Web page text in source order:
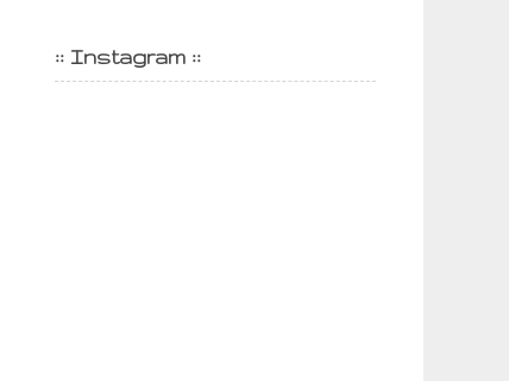
:: Instagram ::